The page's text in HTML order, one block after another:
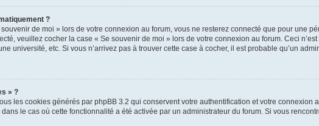
?
de moi » lors de votre connexion au forum, vous ne resterez connecté que pour une
veuillez cocher la case « Se souvenir de moi » lors de votre connexion au forum. Ceci
université, etc. Si vous n’arrivez pas à trouver cette case à cocher, il est probable qu’un
» ?
les cookies générés par phpBB 3.2 qui conservent votre authentification et votre connexion
le cas où cette fonctionnalité a été activée par un administrateur du forum. Si vous